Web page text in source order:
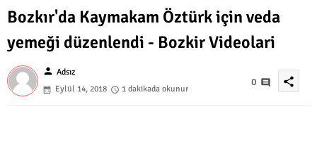
Bozkır'da Kaymakam Öztürk için veda
yemeği düzenlendi - Bozkir Videolari
person Adsız
Eylül 14, 2018
1 dakikada okunur
0 share